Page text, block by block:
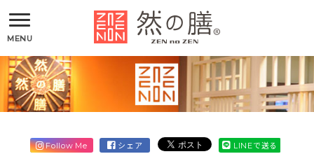
MENU
Follow Me シェア LINEで送る